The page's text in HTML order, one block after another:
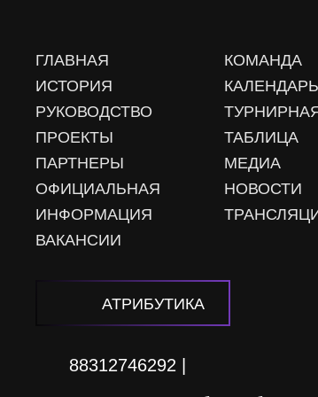
ГЛАВНАЯ
ИСТОРИЯ
РУКОВОДСТВО
ПРОЕКТЫ
ПАРТНЕРЫ
ОФИЦИАЛЬНАЯ
ИНФОРМАЦИЯ
ВАКАНСИИ
КОМАНДА
КАЛЕНДАРЬ
ТАБЛИЦА
МЕДИА
НОВОСТИ
АТРИБУТИКА
88312746292 |